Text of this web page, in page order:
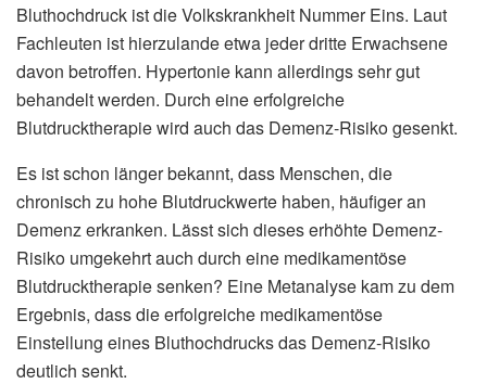
Bluthochdruck ist die Volkskrankheit Nummer Eins. Laut
Fachleuten ist hierzulande etwa jeder dritte Erwachsene
davon betroffen. Hypertonie kann allerdings sehr gut
behandelt werden. Durch eine erfolgreiche
Blutdrucktherapie wird auch das Demenz-Risiko gesenkt.
Es ist schon länger bekannt, dass Menschen, die
chronisch zu hohe Blutdruckwerte haben, häufiger an
Demenz erkranken. Lässt sich dieses erhöhte Demenz-
Risiko umgekehrt auch durch eine medikamentöse
Blutdrucktherapie senken? Eine Metanalyse kam zu dem
Ergebnis, dass die erfolgreiche medikamentöse
Einstellung eines Bluthochdrucks das Demenz-Risiko
deutlich senkt.